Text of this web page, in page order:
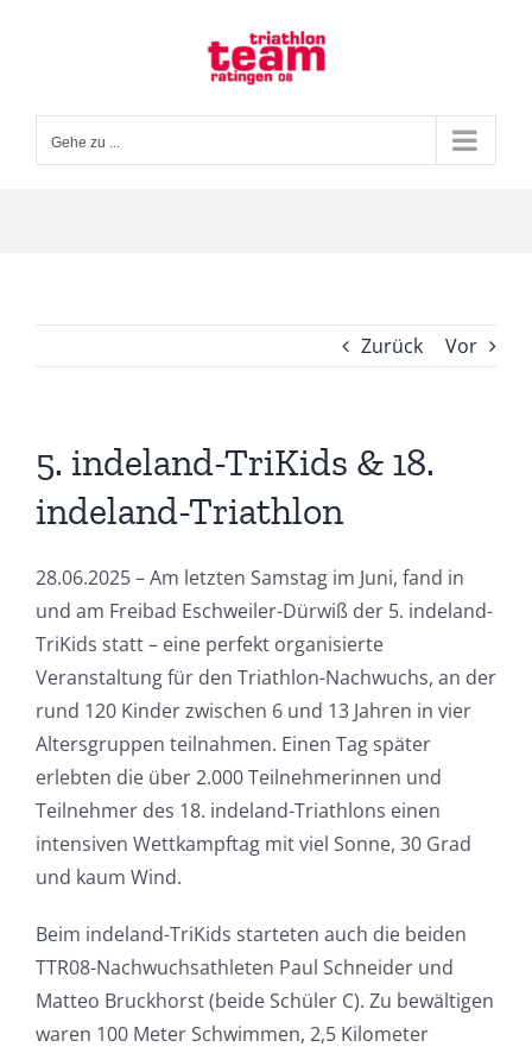
Gehe zu ...
Zurück Vor
5. indeland-TriKids & 18.
indeland-Triathlon
28.06.2025 – Am letzten Samstag im Juni, fand in
und am Freibad Eschweiler-Dürwiß der 5. indeland-
TriKids statt – eine perfekt organisierte
Veranstaltung für den Triathlon-Nachwuchs, an der
rund 120 Kinder zwischen 6 und 13 Jahren in vier
Altersgruppen teilnahmen. Einen Tag später
erlebten die über 2.000 Teilnehmerinnen und
Teilnehmer des 18. indeland-Triathlons einen
intensiven Wettkampftag mit viel Sonne, 30 Grad
und kaum Wind.
Beim indeland-TriKids starteten auch die beiden
TTR08-Nachwuchsathleten Paul Schneider und
Matteo Bruckhorst (beide Schüler C). Zu bewältigen
waren 100 Meter Schwimmen, 2,5 Kilometer